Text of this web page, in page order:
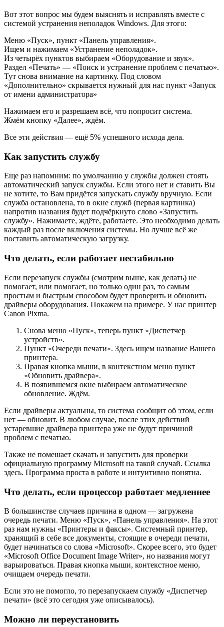
Вот этот вопрос мы будем выяснять и исправлять вместе с
системой устранения неполадок Windows. Для этого:
Меню «Пуск», пункт «Панель управления».
Ищем и нажимаем «Устранение неполадок».
Из четырёх пунктов выбираем «Оборудование и звук».
Раздел «Печать» — «Поиск и устранение проблем с печатью».
Тут снова внимание на картинку. Под словом
«Дополнительно» скрывается нужный для нас пункт «Запуск
от имени администратора»
Нажимаем его и разрешаем всё, что попросит система.
Жмём кнопку «Далее», ждём.
Все эти действия — ещё 5% успешного исхода дела.
Как запустить службу
Еще раз напомним: по умолчанию у службы должен стоять
автоматический запуск службы. Если этого нет и ставить Вы
не хотите, то Вам придётся запускать службу вручную. Если
служба остановлена, то в окне служб (первая картинка)
напротив названия будет подчёркнуто слово «Запустить
службу». Нажимаете, ждёте, работаете. Это необходимо делать
каждый раз после включения системы. Но лучше всё же
поставить автоматическую загрузку.
Что делать, если работает нестабильно
Если перезапуск службы (смотрим выше, как делать) не
помогает, или помогает, но только один раз, то самым
простым и быстрым способом будет проверить и обновить
драйверы оборудования. Покажем на примере. У нас принтер
Canon Pixma.
Снова меню «Пуск», теперь пункт «Диспетчер
устройств».
Пункт «Очереди печати». Здесь ищем название Вашего
принтера.
Правая кнопка мыши, в контекстном меню пункт
«Обновить драйвера».
В появившемся окне выбираем автоматическое
обновление. Ждём.
Если драйверы актуальны, то система сообщит об этом, если
нет — обновит. В любом случае, после этих действий
устаревшие драйвера принтера уже не будут причиной
проблем с печатью.
Также не помешает скачать и запустить для проверки
официальную программу Microsoft на такой случай. Ссылка
здесь. Программа проста в работе и интуитивно понятна.
Что делать, если процессор работает медленнее
В большинстве случаев причина в одном — загружена
очередь печати. Меню «Пуск», «Панель управления». На этот
раз нам нужны «Принтеры и факсы». Системный принтер,
хранящий в себе все документы, стоящие в очереди печати,
будет начинаться со слова «Microsoft». Скорее всего, это будет
«Microsoft Office Document Image Writer», но названия могут
варьироваться. Правая кнопка мыши, контекстное меню,
очищаем очередь печати.
Если это не помогло, то перезапускаем службу «Диспетчер
печати» (всё это сегодня уже описывалось).
Можно ли переустановить